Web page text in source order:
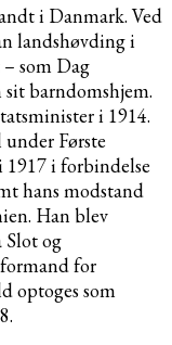
i Danmark. Ved
landshøvding i
som Dag
barndomshjem.
i 1914.
Første
i forbindelse
hans modstand
Han blev
Slot og
for
optoges som